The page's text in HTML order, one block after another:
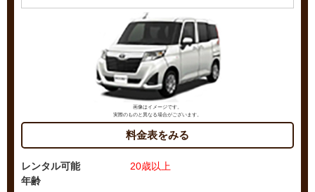
画像はイメージです。
実際のものと異なる場合がございます。
料金表をみる
レンタル可能
年齢
20歳以上